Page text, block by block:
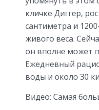
кличке Диггер,
сантиметра и
живого веса.
он вполне может
Ежедневный
воды и около 30
Видео: Самая